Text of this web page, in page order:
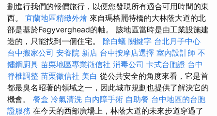
劃進行我們的報價旅行，以便您發現所有適合可用時間的東
西。 宜蘭地區精緻外燴 來自瑪格麗特橋的大林蔭大道的北
部是基於Fegyverghead的軸。 該地區當時是由工業設施建
造的，只能找到一個住宅。 除白蟻 關鍵字 台北月子中心
台中搬家公司 安養院 新店 台中按摩店選擇 室內設計師 不
鏽鋼廚具 苗栗地區專業徵信社 消毒公司 卡式台胞證 台中
脊椎調整 苗栗徵信社 美白 從公共安全的角度來看，它是首
都最臭名昭著的領域之一，因此城市規劃也提供了解決它的
機會。 餐盒 冷氣清洗 白內障手術 自助餐 台中地區的台胞
證服務 在今天的西部廣場上，林蔭大道的未來步道穿過了